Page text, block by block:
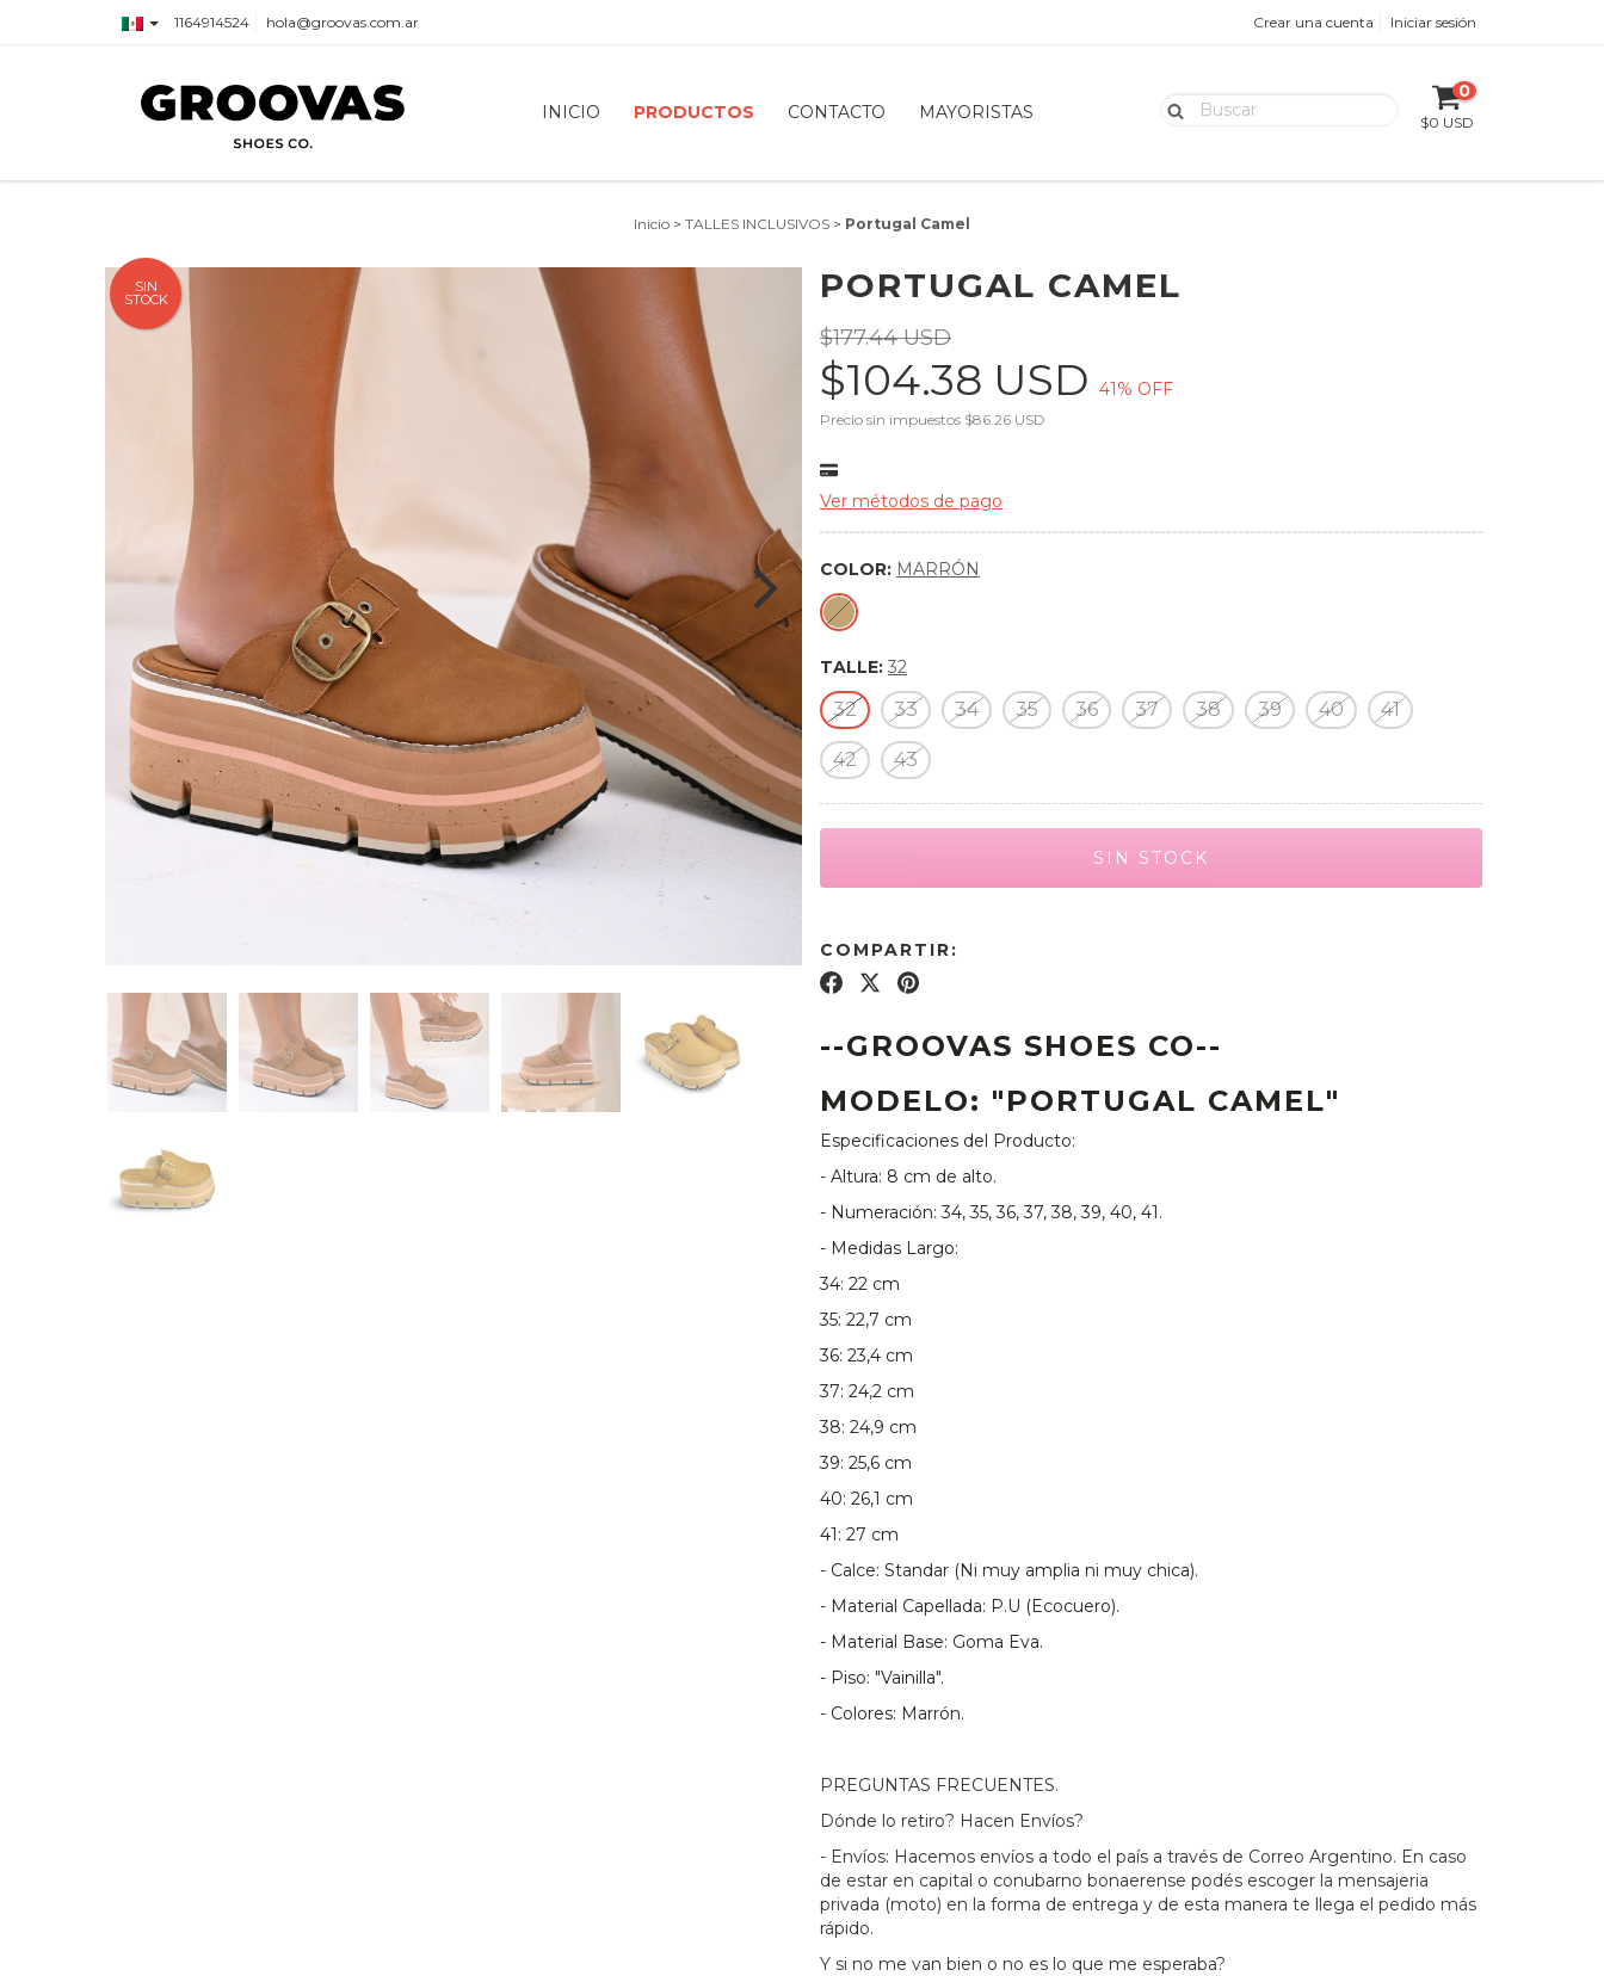
1164914524 hola@groovas.com.ar Crear una cuenta Iniciar sesión
INICIO PRODUCTOS CONTACTO MAYORISTAS
0
$0 USD
Inicio > TALLES INCLUSIVOS > Portugal Camel
SIN
STOCK PORTUGAL CAMEL
$177.44 USD
$104.38 USD 41% OFF
Precio sin impuestos $86.26 USD
Ver métodos de pago
COLOR: MARRÓN
TALLE: 32
32 33 34 35 36 37 38 39 40 41
42 43
COMPARTIR:
--GROOVAS SHOES CO--
MODELO: "PORTUGAL CAMEL"
Especificaciones del Producto:
- Altura: 8 cm de alto.
- Numeración: 34, 35, 36, 37, 38, 39, 40, 41.
- Medidas Largo:
34: 22 cm
35: 22,7 cm
36: 23,4 cm
37: 24,2 cm
38: 24,9 cm
39: 25,6 cm
40: 26,1 cm
41: 27 cm
- Calce: Standar (Ni muy amplia ni muy chica).
- Material Capellada: P.U (Ecocuero).
- Material Base: Goma Eva.
- Piso: "Vainilla".
- Colores: Marrón.
PREGUNTAS FRECUENTES.
Dónde lo retiro? Hacen Envíos?
- Envíos: Hacemos envíos a todo el país a través de Correo Argentino. En caso
de estar en capital o conubarno bonaerense podés escoger la mensajeria
privada (moto) en la forma de entrega y de esta manera te llega el pedido más
rápido.
Y si no me van bien o no es lo que me esperaba?